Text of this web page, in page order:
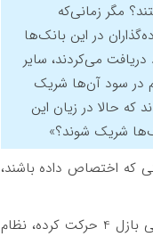
مگر زمانی‌که
در این بانک‌ها
می‌کردند، سایر
در سود آن‌ها شریک
که حالا در زیان این
شریک شوند؟»
که اختصاص داده باشند،
او همچنین تاکید کرد: «در حالی که جهان به‌سوی اجرای کامل مقررات بازل 3 و حتی طراحی بازل 4 حرکت کرده، نظام